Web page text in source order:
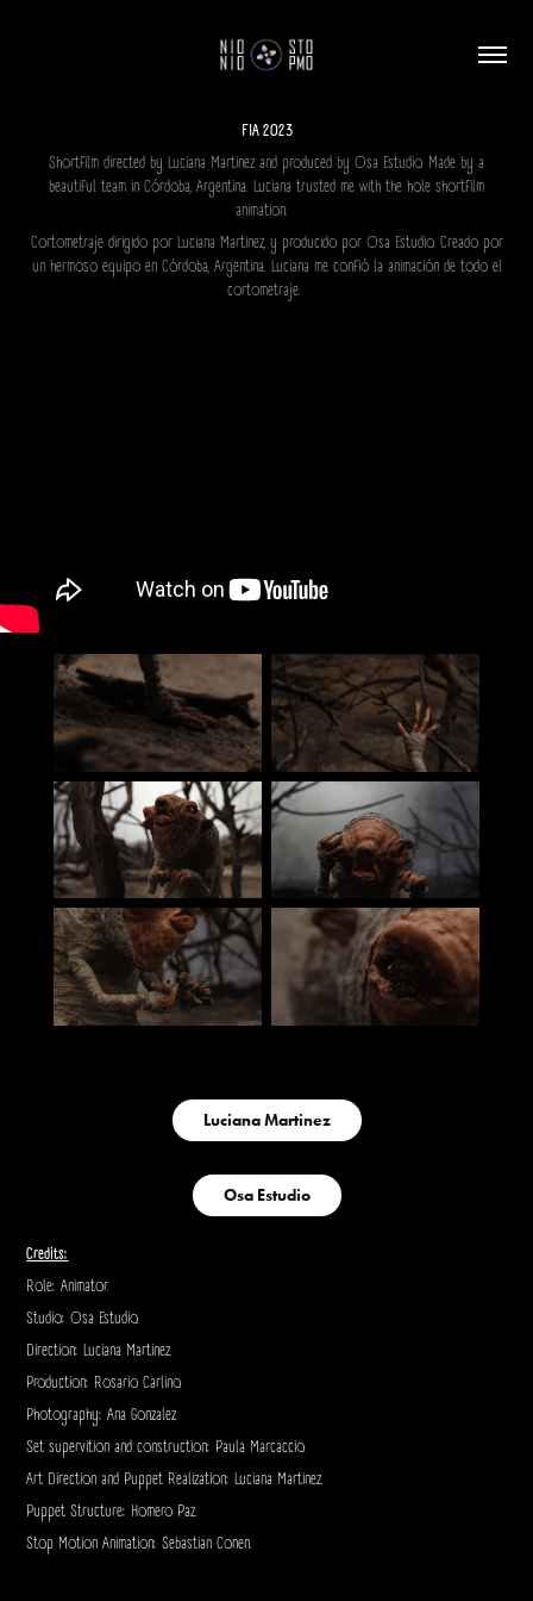
FIA 2023
Shortfilm directed by Luciana Martinez and produced by Osa Estudio. Made by a
beautiful team in Córdoba, Argentina. Luciana trusted me with the hole shortfilm
animation.
Cortometraje dirigido por Luciana Martinez, y producido por Osa Estudio. Creado por
un hermoso equipo en Córdoba, Argentina. Luciana me confió la animación de todo el
cortometraje.
Luciana Martinez
Osa Estudio
Credits:
Role: Animator.
Studio: Osa Estudio.
Direction: Luciana Martinez.
Production: Rosario Carlino.
Photography: Ana Gonzalez
Set supervition and construction: Paula Marcaccio.
Art Direction and Puppet Realization: Luciana Martinez.
Puppet Structure: Homero Paz.
Stop Motion Animation: Sebastian Conen.